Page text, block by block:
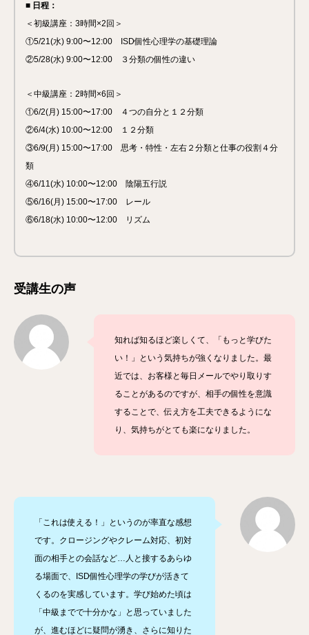
■ 日程：
＜初級講座：3時間×2回＞
①5/21(水) 9:00〜12:00 ISD個性心理学の基礎理論
②5/28(水) 9:00〜12:00 ３分類の個性の違い
＜中級講座：2時間×6回＞
①6/2(月) 15:00〜17:00 ４つの自分と１２分類
②6/4(水) 10:00〜12:00 １２分類
③6/9(月) 15:00〜17:00 思考・特性・左右２分類と仕事の役割４分
類
④6/11(水) 10:00〜12:00 陰陽五行説
⑤6/16(月) 15:00〜17:00 レール
⑥6/18(水) 10:00〜12:00 リズム
受講生の声
知れば知るほど楽しくて、「もっと学びた
い！」という気持ちが強くなりました。最
近では、お客様と毎日メールでやり取りす
ることがあるのですが、相手の個性を意識
することで、伝え方を工夫できるようにな
り、気持ちがとても楽になりました。
「これは使える！」というのが率直な感想
です。クロージングやクレーム対応、初対
面の相手との会話など…人と接するあらゆ
る場面で、ISD個性心理学の学びが活きて
くるのを実感しています。学び始めた頃は
「中級までで十分かな」と思っていました
が、進むほどに疑問が湧き、さらに知りた